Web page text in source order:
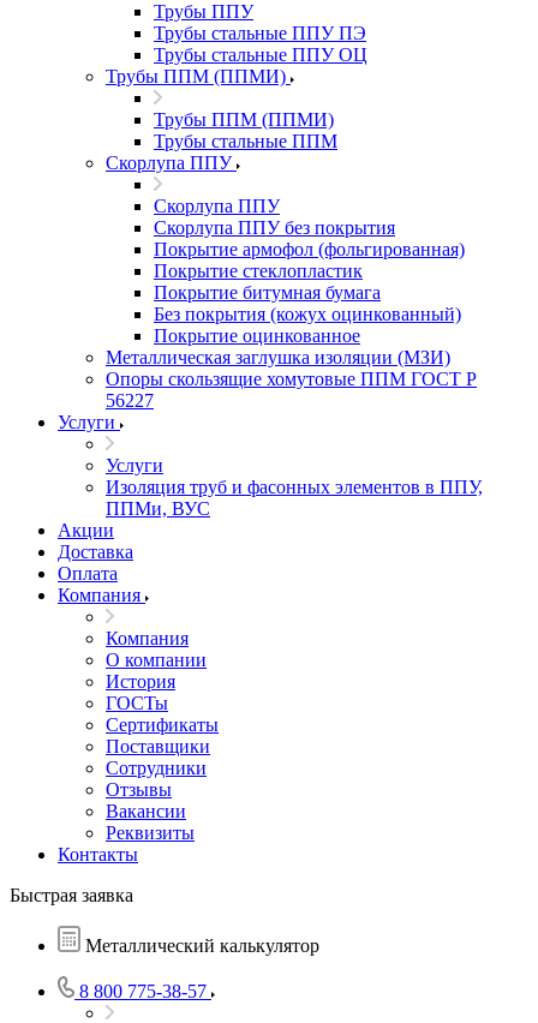
Трубы ППУ
Трубы стальные ППУ ПЭ
Трубы стальные ППУ ОЦ
Трубы ППМ (ППМИ)
Трубы ППМ (ППМИ)
Трубы стальные ППМ
Скорлупа ППУ
Скорлупа ППУ
Скорлупа ППУ без покрытия
Покрытие армофол (фольгированная)
Покрытие стеклопластик
Покрытие битумная бумага
Без покрытия (кожух оцинкованный)
Покрытие оцинкованное
Металлическая заглушка изоляции (МЗИ)
Опоры скользящие хомутовые ППМ ГОСТ Р
56227
Услуги
Услуги
Изоляция труб и фасонных элементов в ППУ,
ППМи, ВУС
Акции
Доставка
Оплата
Компания
Компания
О компании
История
ГОСТы
Сертификаты
Поставщики
Сотрудники
Отзывы
Вакансии
Реквизиты
Контакты
Быстрая заявка
Металлический калькулятор
8 800 775-38-57